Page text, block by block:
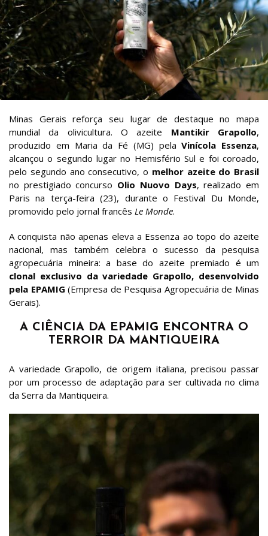
Minas Gerais reforça seu lugar de destaque no mapa
mundial da olivicultura. O azeite Mantikir Grapollo,
produzido em Maria da Fé (MG) pelaVinícola Essenza,
alcançou o segundo lugar no Hemisfério Sul e foi coroado,
pelo segundo ano consecutivo, o melhor azeite do Brasil
no prestigiado concurso Olio Nuovo Days, realizado em
Paris na terça-feira (23), durante o Festival Du Monde,
promovido pelo jornal francês Le Monde.
A conquista não apenas eleva a Essenza ao topo do azeite
nacional, mas também celebra o sucesso da pesquisa
agropecuária mineira: a base do azeite premiado é um
clonal exclusivo da variedade Grapollo, desenvolvido
pela EPAMIG (Empresa de Pesquisa Agropecuária de Minas
Gerais).
A CIÊNCIA DA EPAMIG ENCONTRA O
TERROIR DA MANTIQUEIRA
A variedade Grapollo, de origem italiana, precisou passar
por um processo de adaptação para ser cultivada no clima
da Serra da Mantiqueira.